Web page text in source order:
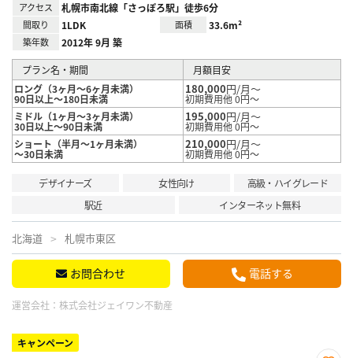
アクセス 札幌市南北線「さっぽろ駅」徒歩6分
間取り 1LDK 面積 33.6m²
築年数 2012年 9月 築
プラン名・期間
月額目安
ロング（3ヶ月～6ヶ月未満）
90日以上～180日未満
180,000円/月～
初期費用他 0円～
ミドル（1ヶ月～3ヶ月未満）
30日以上～90日未満
195,000円/月～
初期費用他 0円～
ショート（半月～1ヶ月未満）
～30日未満
210,000円/月～
初期費用他 0円～
デザイナーズ 女性向け
高級・ハイグレード
駅近
インターネット無料
北海道 札幌市東区
お問合わせ 電話する
運営会社： 株式会社ジェイワン不動産
キャンペーン